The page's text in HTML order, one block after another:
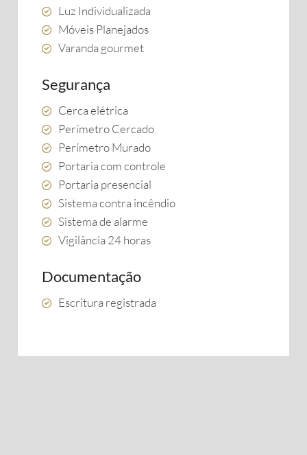
Luz Individualizada
Móveis Planejados
Varanda gourmet
Segurança
Cerca elétrica
Perímetro Cercado
Perímetro Murado
Portaria com controle
Portaria presencial
Sistema contra incêndio
Sistema de alarme
Vigilância 24 horas
Documentação
Escritura registrada